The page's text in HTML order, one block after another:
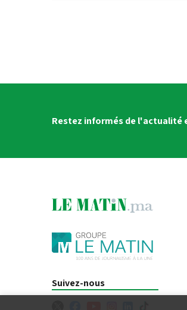
Restez informés de l'actualité
Suivez-nous